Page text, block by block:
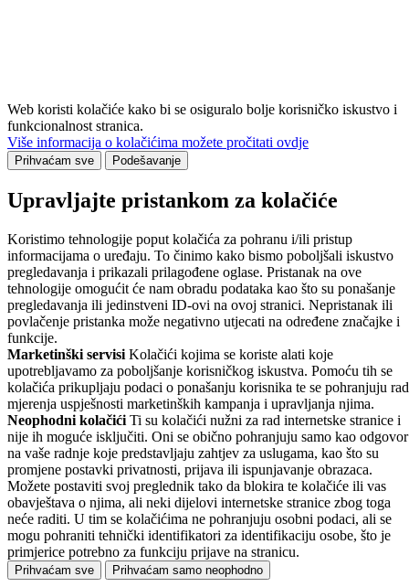
Web koristi kolačiće kako bi se osiguralo bolje korisničko iskustvo i
funkcionalnost stranica.
Više informacija o kolačićima možete pročitati ovdje
Prihvaćam sve Podešavanje
Upravljajte pristankom za kolačiće
Koristimo tehnologije poput kolačića za pohranu i/ili pristup
informacijama o uređaju. To činimo kako bismo poboljšali iskustvo
pregledavanja i prikazali prilagođene oglase. Pristanak na ove
tehnologije omogućit će nam obradu podataka kao što su ponašanje
pregledavanja ili jedinstveni ID-ovi na ovoj stranici. Nepristanak ili
povlačenje pristanka može negativno utjecati na određene značajke i
funkcije.
Marketinški servisi Kolačići kojima se koriste alati koje
upotrebljavamo za poboljšanje korisničkog iskustva. Pomoću tih se
kolačića prikupljaju podaci o ponašanju korisnika te se pohranjuju
mjerenja uspješnosti marketinških kampanja i upravljanja njima.
Neophodni kolačići Ti su kolačići nužni za rad internetske stranice i
nije ih moguće isključiti. Oni se obično pohranjuju samo kao odgovor
na vaše radnje koje predstavljaju zahtjev za uslugama, kao što su
promjene postavki privatnosti, prijava ili ispunjavanje obrazaca.
Možete postaviti svoj preglednik tako da blokira te kolačiće ili vas
obavještava o njima, ali neki dijelovi internetske stranice zbog toga
neće raditi. U tim se kolačićima ne pohranjuju osobni podaci, ali se
mogu pohraniti tehnički identifikatori za identifikaciju osobe, što je
primjerice potrebno za funkciju prijave na stranicu.
Prihvaćam sve Prihvaćam samo neophodno